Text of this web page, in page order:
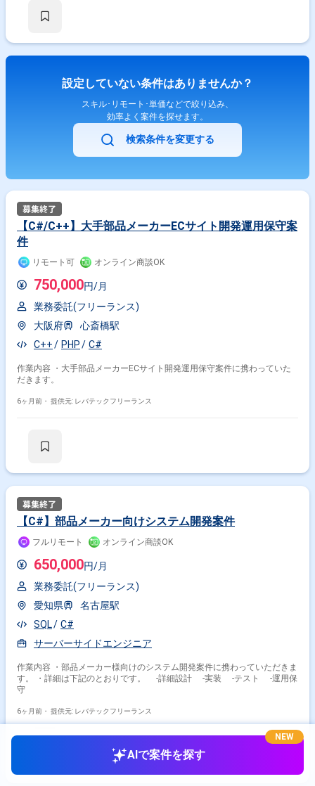
設定していない条件はありませんか？
スキル･リモート･単価などで絞り込み、
効率よく案件を探せます。
検索条件を変更する
【C#/C++】大手部品メーカーECサイト開発運用保守案
件
リモート可 オンライン商談OK
750,000円/月
業務委託(フリーランス)
大阪府
心斎橋駅
C++
PHP C#
作業内容 ・大手部品メーカーECサイト開発運用保守案件に携わっていた
だきます。
6ヶ月前・ 提供元: レバテックフリーランス
【C#】部品メーカー向けシステム開発案件
フルリモート オンライン商談OK
650,000円/月
業務委託(フリーランス)
愛知県
名古屋駅
SQL
C#
サーバーサイドエンジニア
作業内容 ・部品メーカー様向けのシステム開発案件に携わっていただきま
す。 ・詳細は下記のとおりです。 ‐詳細設計 ‐実装 ‐テスト ‐運用保
守
6ヶ月前・ 提供元: レバテックフリーランス
AIで案件を探す
NEW